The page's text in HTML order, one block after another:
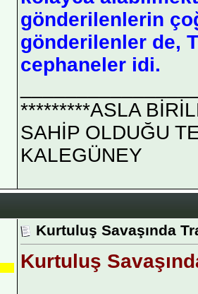
gönderilenlerin
gönderilenler de,
cephaneler idi.
*********ASLA
SAHİP OLDUĞU
KALEGÜNEY
Kurtuluş Savaşında
Kurtuluş